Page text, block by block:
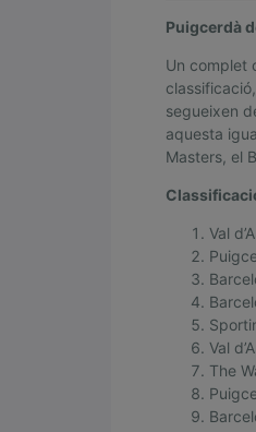
a
C
a
t
a
l
Puigcerdà
Un complet
segueixen
aquesta
Masters, el
Val
Val
The